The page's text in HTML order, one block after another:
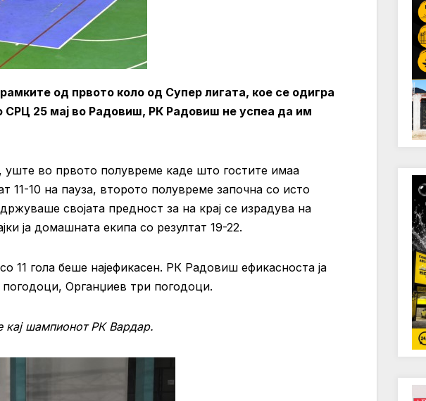
од првото коло од Супер лигата, кое се одигра
СРЦ 25 мај во Радовиш, РК Радовиш не успеа да им
во првото полувреме каде што гостите имаа
11-10 на пауза, второто полувреме започна со исто
својата предност за на крај се израдува на
ја домашната екипа со резултат 19-22.
11 гола беше најефикасен. РК Радовиш ефикасноста ја
Органџиев три погодоци.
кај шампионот РК Вардар.